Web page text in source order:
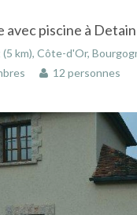
Côte-d'Or, Bourgogne,
12 personnes